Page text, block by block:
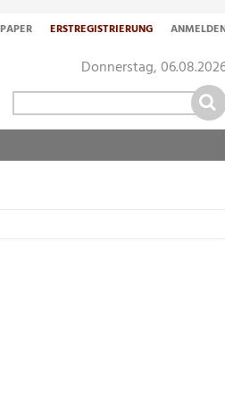
Donnerstag,
ERSTREGISTRIERUNG